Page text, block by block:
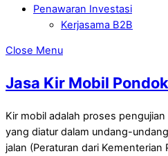
Penawaran Investasi
Kerjasama B2B
Close Menu
Jasa Kir Mobil
Kir mobil adalah proses
yang diatur dalam undang-
jalan (Peraturan dari